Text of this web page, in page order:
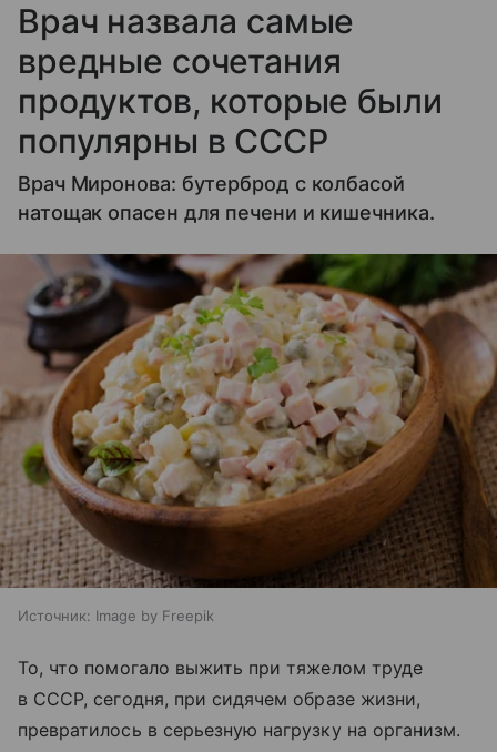
Врач назвала самые
вредные сочетания
продуктов, которые были
популярны в СССР
Врач Миронова: бутерброд с колбасой
натощак опасен для печени и кишечника.
Источник: Image by Freepik
То, что помогало выжить при тяжелом труде
в СССР, сегодня, при сидячем образе жизни,
превратилось в серьезную нагрузку на организм.